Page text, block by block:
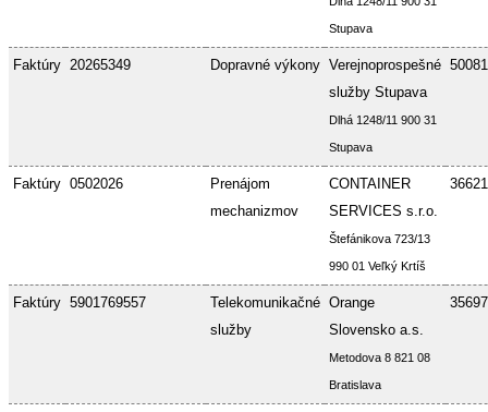
Stupava
Faktúry 20265349 Dopravné výkony Verejnoprospešné
služby Stupava
Dlhá 1248/11 900 31
Stupava
Faktúry 0502026
Prenájom
mechanizmov
CONTAINER
SERVICES s.r.o.
Štefánikova 723/13
990 01 Veľký Krtíš
Faktúry 5901769557
Telekomunikačné
služby
Orange
Slovensko a.s.
Metodova 8 821 08
Bratislava